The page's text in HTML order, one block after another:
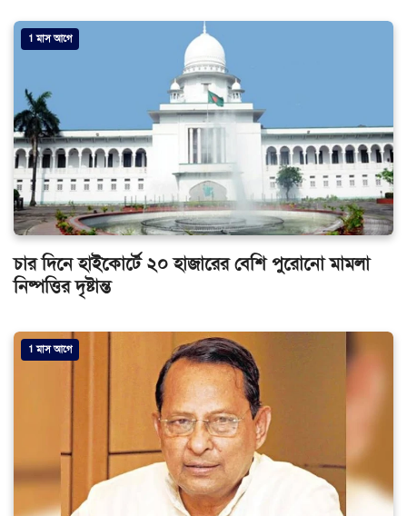
1 মাস আগে
চার দিনে হাইকোর্টে ২০ হাজারের বেশি পুরোনো মামলা
নিষ্পত্তির দৃষ্টান্ত
1 মাস আগে